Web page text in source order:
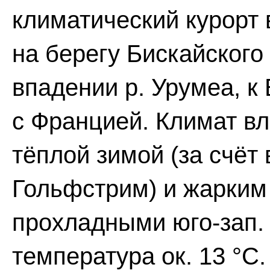
климатический
на берегу
впадении р. Урумеа, к
с Францией. Климат
тёплой зимой (за счёт
Гольфстрим) и
прохладными юго-зап.
температура ок. 13